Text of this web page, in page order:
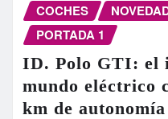
COCHES
PORTADA 1
ID. Polo GTI: el
mundo eléctrico
km de autonomía